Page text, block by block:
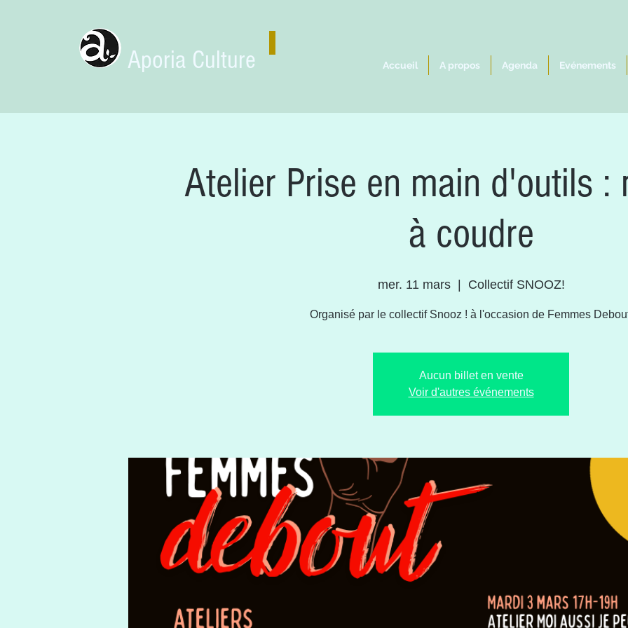
Aporia Culture Accueil A propos Agenda Evénements
Atelier Prise en main d'outils :
à coudre
mer. 11 mars
  |
Collectif SNOOZ!
Organisé par le collectif Snooz ! à l'occasion de Femmes
Aucun billet en vente
Voir d'autres événements